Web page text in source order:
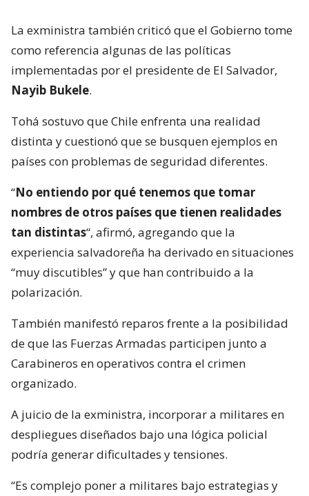
La exministra también criticó que el Gobierno tome
como referencia algunas de las políticas
implementadas por el presidente de El Salvador,
Nayib Bukele.
Tohá sostuvo que Chile enfrenta una realidad
distinta y cuestionó que se busquen ejemplos en
países con problemas de seguridad diferentes.
“No entiendo por qué tenemos que tomar
nombres de otros países que tienen realidades
tan distintas“, afirmó, agregando que la
experiencia salvadoreña ha derivado en situaciones
“muy discutibles” y que han contribuido a la
polarización.
También manifestó reparos frente a la posibilidad
de que las Fuerzas Armadas participen junto a
Carabineros en operativos contra el crimen
organizado.
A juicio de la exministra, incorporar a militares en
despliegues diseñados bajo una lógica policial
podría generar dificultades y tensiones.
“Es complejo poner a militares bajo estrategias y